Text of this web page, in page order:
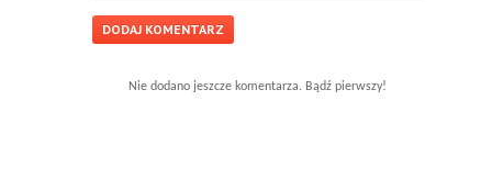
Nie dodano jeszcze komentarza. Bądź pierwszy!